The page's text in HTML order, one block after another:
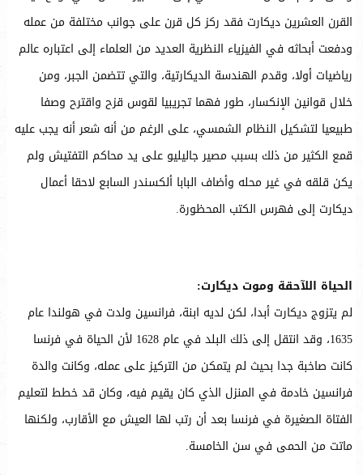
القرن العشرين ديكارت فقد ركز كل قرن على جوانب مختلفة من عمله
ودفعت أبحاثه في الفيزياء النظرية العديد من العلماء إلى اعتباره عالم
رياضيات أولا، وقدم الهندسة الديكارتية، والتي تتضمن الجبر، ومن
خلال قوانين الإنكسار، طور فهما تجريبيا لقوس قزح واقترح وصفا
طبيعيا لتشكيل النظام الشمسي، على الرغم من أنه شعر أنه يجب عليه
قمع الكثير من ذلك بسبب مصير جاليليو على يد محاكم التفتيش ولم
يكن قلقه في غير محله وأضاف البابا ألكسندر السابع لاحقا أعمال
ديكارت إلى فهرس الكتب المحظورة.
الحياة اللآحقة وموت ديكارت:
لم يتزوج ديكارت أبدا، لكن لديه ابنة، فرانسين ولدت في هولندا عام
1635، وقد انتقل إلى ذلك البلد في عام 1628 لأن الحياة في فرنسا
كانت صاخبة جدا بحيث لم يتمكن من التركيز على عمله، وكانت والدة
فرانسين خادمة في المنزل الذي كان يقيم فيه، وكان قد خطط لتعليم
الفتاة الصغيرة في فرنسا بعد أن رتب لها العيش مع الأقارب، ولكنها
ماتت من الحمى في سن الخامسة.